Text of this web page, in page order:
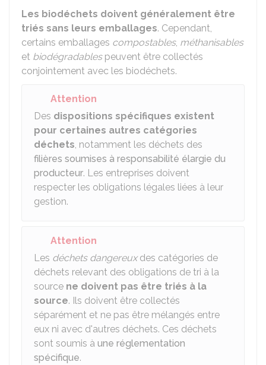
Les biodéchets doivent généralement être
triés sans leurs emballages. Cependant,
certains emballages compostables, méthanisables
et biodégradablespeuvent être collectés
conjointement avec les biodéchets.
Attention
Des dispositions spécifiques existent
pour certaines autres catégories
déchets, notamment les déchets des
filières soumises à responsabilité élargie du
producteur. Les entreprises doivent
respecter les obligations légales liées à leur
gestion.
Attention
Les déchets dangereuxdes catégories de
déchets relevant des obligations de tri à la
source ne doivent pas être triés à la
source. Ils doivent être collectés
séparément et ne pas être mélangés entre
eux ni avec d'autres déchets. Ces déchets
sont soumis à une réglementation
spécifique.